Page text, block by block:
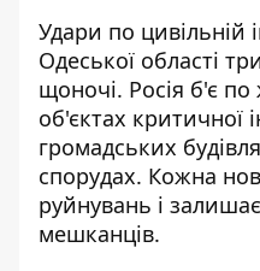
Удари по цивільній
Одеської області
щоночі. Росія б'є
об'єктах критичної
громадських
спорудах. Кожна
руйнувань і
мешканців.